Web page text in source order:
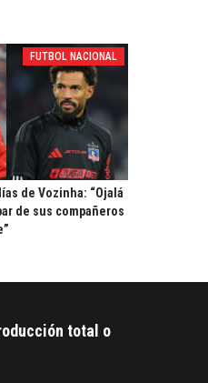
FUTBOL NACIONAL
de Vozinha: “Ojalá
de sus compañeros
total o